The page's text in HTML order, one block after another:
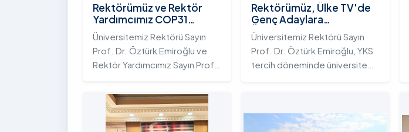
Rektörümüz ve Rektör
Yardımcımız COP31
Yolunda Bilim Diplomasisi
Akademi Lansmanı
Toplantısına Katıldı
Üniversitemiz Rektörü Sayın
Prof. Dr. Öztürk Emiroğlu ve
Rektör Yardımcımız Sayın Prof.
Kurulu (YÖK) ev sahipliğinde 4
Ağustos 2026 tarihinde
Ankara’da düzenlenen “COP31
Rektörümüz, Ülke TV'de
Genç Adaylara
Üniversitemizin Eğitim
Ekosistemini ve Sunduğu
Nitelikli İmkânları Anlattı
Üniversitemiz Rektörü Sayın
Prof. Dr. Öztürk Emiroğlu, YKS
tercih döneminde üniversite
kurumsal yetkinliğini, akademik